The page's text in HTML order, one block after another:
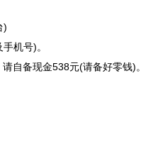
)
机号)。
自备现金538元(请备好零钱)。